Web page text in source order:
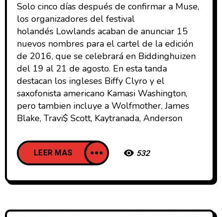
Solo cinco días después de confirmar a Muse,
los organizadores del festival
holandés Lowlands acaban de anunciar 15
nuevos nombres para el cartel de la edición
de 2016, que se celebrará en Biddinghuizen
del 19 al 21 de agosto. En esta tanda
destacan los ingleses Biffy Clyro y el
saxofonista americano Kamasi Washington,
pero tambien incluye a Wolfmother, James
Blake, Travi$ Scott, Kaytranada, Anderson
LEER MAS 532